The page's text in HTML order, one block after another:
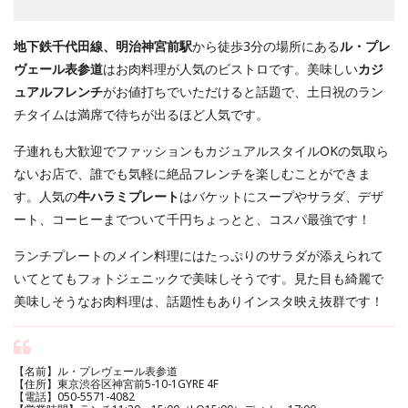
地下鉄千代田線、明治神宮前駅から徒歩3分の場所にあるル・プレ
ヴェール表参道はお肉料理が人気のビストロです。美味しいカジ
ュアルフレンチがお値打ちでいただけると話題で、土日祝のラン
チタイムは満席で待ちが出るほど人気です。
子連れも大歓迎でファッションもカジュアルスタイルOKの気取ら
ないお店で、誰でも気軽に絶品フレンチを楽しむことができま
す。人気の牛ハラミプレートはバケットにスープやサラダ、デザ
ート、コーヒーまでついて千円ちょっとと、コスパ最強です！
ランチプレートのメイン料理にはたっぷりのサラダが添えられて
いてとてもフォトジェニックで美味しそうです。見た目も綺麗で
美味しそうなお肉料理は、話題性もありインスタ映え抜群です！
【名前】ル・プレヴェール表参道
【住所】東京渋谷区神宮前5-10-1GYRE 4F
【電話】050-5571-4082